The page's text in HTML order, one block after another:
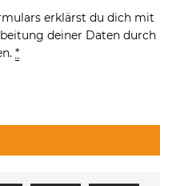
erklärst du dich mit
deiner Daten durch
*